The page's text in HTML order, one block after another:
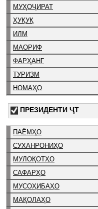
МУҲОҶИРАТ
ҲУҚУҚ
ИЛМ
МАОРИФ
ФАРҲАНГ
ТУРИЗМ
НОМАҲО
ПРЕЗИДЕНТИ ҶТ
ПАЁМҲО
СУХАНРОНИҲО
МУЛОҚОТҲО
САФАРҲО
МУСОҲИБАҲО
МАҚОЛАҲО